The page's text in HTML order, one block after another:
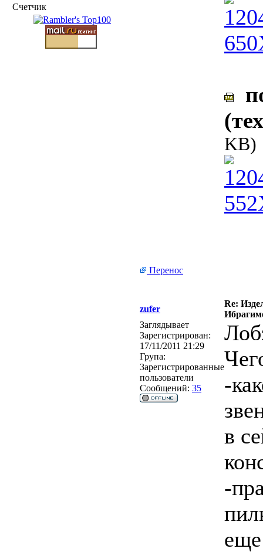
Счетчик
KB)
Перенос
zufer
Re:
Заглядывает
Зарегистрирован:
17/11/2011 21:29
Група:
Зарегистрированные
пользователи
Сообщений: 35
-
в
-